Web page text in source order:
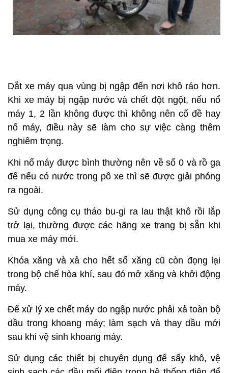
Dắt xe máy qua vùng bị ngập đến nơi khô ráo hơn.
Khi xe máy bị ngập nước và chết đột ngột, nếu nổ
máy 1, 2 lần không được thì không nên cố đề hay
nổ máy, điều này sẽ làm cho sự việc càng thêm
nghiêm trọng.
Khi nổ máy được bình thường nên về số 0 và rồ ga
để nếu có nước trong pô xe thì sẽ được giải phóng
ra ngoài.
Sử dụng công cụ tháo bu-gi ra lau thật khô rồi lắp
trở lại, thường được các hãng xe trang bị sẵn khi
mua xe máy mới.
Khóa xăng và xả cho hết số xăng cũ còn đọng lại
trong bộ chế hòa khí, sau đó mở xăng và khởi động
máy.
Để xử lý xe chết máy do ngập nước phải xả toàn bộ
dầu trong khoang máy; làm sạch và thay dầu mới
sau khi vệ sinh khoang máy.
Sử dụng các thiết bị chuyên dụng để sấy khô, vệ